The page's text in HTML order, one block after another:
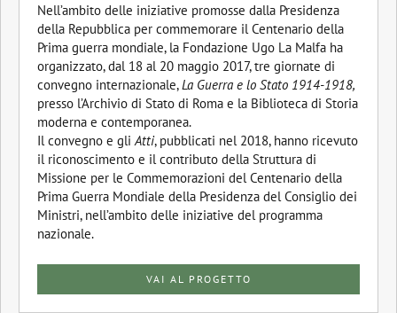
Nell’ambito delle iniziative promosse dalla Presidenza
della Repubblica per commemorare il Centenario della
Prima guerra mondiale, la Fondazione Ugo La Malfa ha
organizzato, dal 18 al 20 maggio 2017, tre giornate di
convegno internazionale,La Guerra e lo Stato 1914-1918,
presso l’Archivio di Stato di Roma e la Biblioteca di Storia
moderna e contemporanea.
Il convegno e gliAtti, pubblicati nel 2018, hanno ricevuto
il riconoscimento e il contributo della Struttura di
Missione per le Commemorazioni del Centenario della
Prima Guerra Mondiale della Presidenza del Consiglio dei
Ministri, nell’ambito delle iniziative del programma
nazionale.
VAI AL PROGETTO